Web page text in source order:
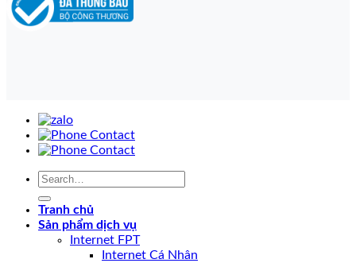
Tranh chủ
Sản phẩm dịch vụ
Internet FPT
Internet Cá Nhân